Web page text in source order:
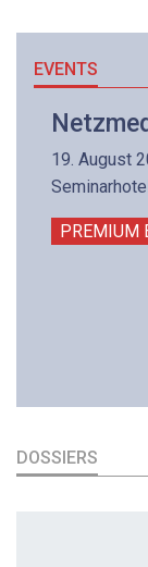
EVENTS
19. August
PREMIUM
DOSSIERS